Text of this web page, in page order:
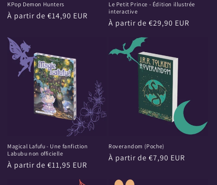
KPop Demon Hunters
Prix
À partir de €14,90 EUR
Le Petit Prince - Édition illustrée
interactive
Prix
À partir de €29,90 EUR
Magical Lafufu - Une fanfiction
Labubu non officielle
Prix
À partir de €11,95 EUR
Roverandom (Poche)
Prix
À partir de €7,90 EUR